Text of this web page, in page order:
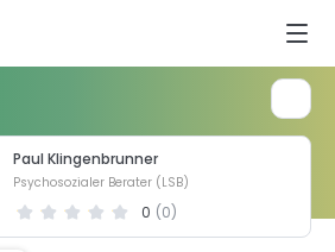
Paul Klingenbrunner
Psychosozialer Berater (LSB)
0 (0)